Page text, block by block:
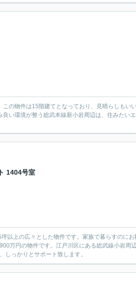
の物件は15階建てとなっており、見晴らしもい
い環境が整う総武本線新小岩周辺は、住みたい
1404号室
以上の広々とした物件です。家族で暮らすのにお
万円の物件です。江戸川区にある総武線小岩周
しっかりとサポート致します。